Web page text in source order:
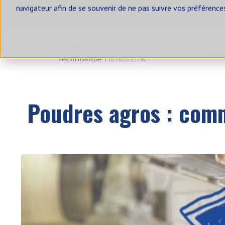
navigateur afin de se souvenir de ne pas suivre vos
contact@apia-sa.com +33 2 99 14
SOLUTIONS D'ALIMENTATION
ALIMENTER UN BIG BAG
ALIMENTER DES SILOS ET
TRÉMIES TAMPONS
ALIMENTER UNE TRÉMIE PESÉE
ALIMENTER UN DOSEUR
ALIMENTER UN MÉLANGEUR
POUDRES-LIQUIDES
VIDER
VIDER
VIDER
Poudres agros :